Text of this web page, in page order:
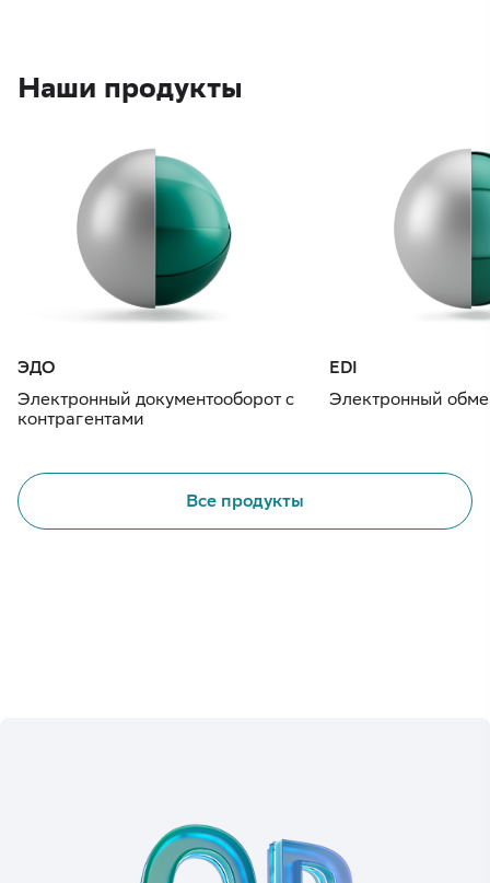
Наши продукты
ЭДО
Электронный документооборот с
контрагентами
EDI
Электронный
Все продукты